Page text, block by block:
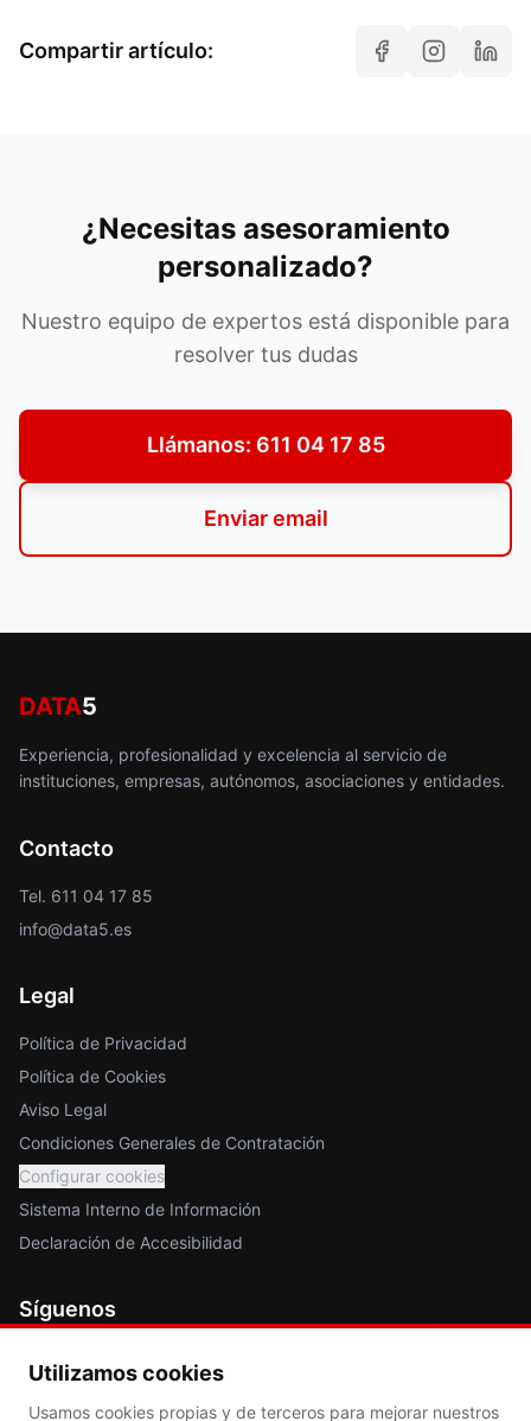
Compartir artículo:
¿Necesitas asesoramiento
personalizado?
Nuestro equipo de expertos está disponible para
resolver tus dudas
Llámanos: 611 04 17 85
Enviar email
DATA5
Experiencia, profesionalidad y excelencia al servicio de
instituciones, empresas, autónomos, asociaciones y entidades.
Contacto
Tel. 611 04 17 85
info@data5.es
Legal
Política de Privacidad
Política de Cookies
Aviso Legal
Condiciones Generales de Contratación
Configurar cookies
Sistema Interno de Información
Declaración de Accesibilidad
Síguenos
Utilizamos cookies
Usamos cookies propias y de terceros para mejorar nuestros